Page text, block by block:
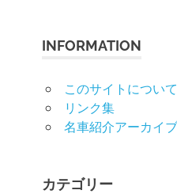
INFORMATION
このサイトについて
リンク集
名車紹介アーカイブ
カテゴリー